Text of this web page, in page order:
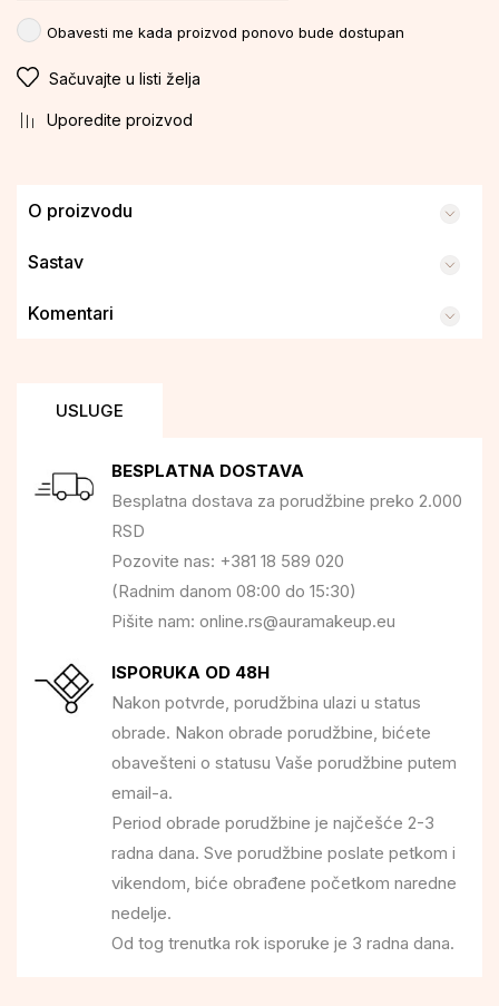
Obavesti me kada proizvod ponovo bude dostupan
Sačuvajte u listi želja
Uporedite proizvod
O proizvodu
Sastav
Komentari
USLUGE
BESPLATNA DOSTAVA
Besplatna dostava za porudžbine preko 2.000
RSD
Pozovite nas: +381 18 589 020
(Radnim danom 08:00 do 15:30)
Pišite nam: online.rs@auramakeup.eu
ISPORUKA OD 48H
Nakon potvrde, porudžbina ulazi u status
obrade. Nakon obrade porudžbine, bićete
obavešteni o statusu Vaše porudžbine putem
email-a.
Period obrade porudžbine je najčešće 2-3
radna dana. Sve porudžbine poslate petkom i
vikendom, biće obrađene početkom naredne
nedelje.
Od tog trenutka rok isporuke je 3 radna dana.